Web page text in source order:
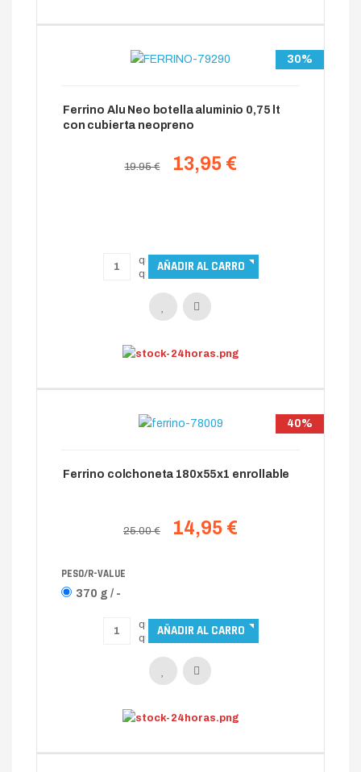
30%
Ferrino Alu Neo botella aluminio 0,75 lt
con cubierta neopreno
19.95 € 13,95 €
40%
Ferrino colchoneta 180x55x1 enrollable
25.00 € 14,95 €
PESO/R-VALUE
370 g / -